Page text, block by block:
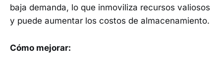
baja demanda, lo que inmoviliza recursos valiosos
y puede aumentar los costos de almacenamiento.
Cómo mejorar: